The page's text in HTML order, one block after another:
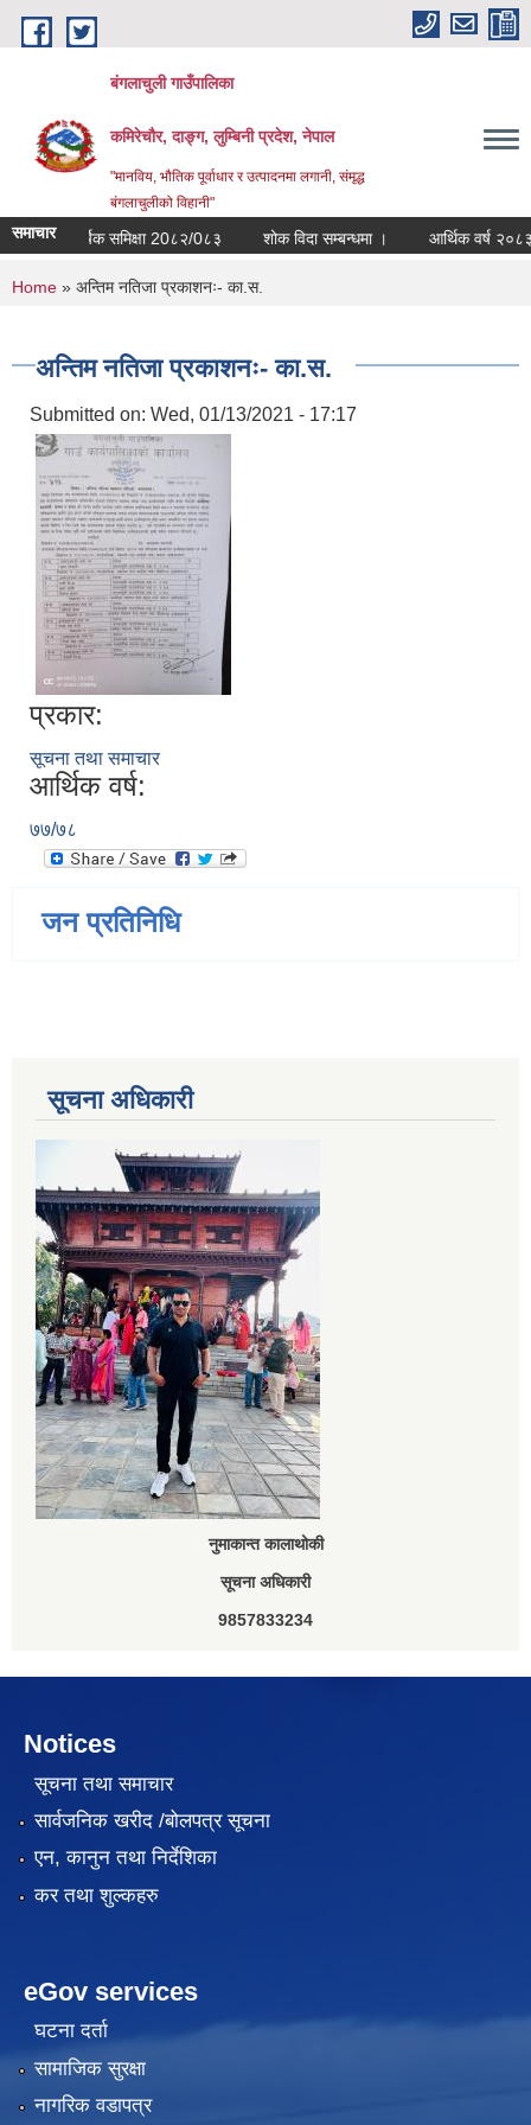
Skip to main content
बंगलाचुली गाउँपालिका
कमिरेचौर, दाङ्ग, लुम्बिनी प्रदेश, नेपाल
"मानविय, भौतिक पूर्वाधार र उत्पादनमा लगानी, संमृद्ध
बंगलाचुलीको विहानी"
समाचार वार्षिक समिक्षा 20८२/0८३ शोक विदा सम्बन्धमा । आर्थिक वर्ष
You are here
Home » अन्तिम नतिजा प्रकाशनः- का.स.
अन्तिम नतिजा प्रकाशनः- का.स.
Submitted on: Wed, 01/13/2021 - 17:17
प्रकार:
सूचना तथा समाचार
आर्थिक वर्ष:
७७/७८
जन प्रतिनिधि
सूचना अधिकारी
नुमाकान्त कालाथोकी
सूचना अधिकारी
9857833234
Notices
सूचना तथा समाचार
सार्वजनिक खरीद /बोलपत्र सूचना
एन, कानुन तथा निर्देशिका
कर तथा शुल्कहरु
eGov services
घटना दर्ता
सामाजिक सुरक्षा
नागरिक वडापत्र